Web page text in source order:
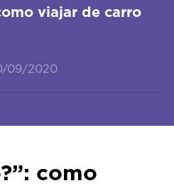
viajar de carro
09/2020
como